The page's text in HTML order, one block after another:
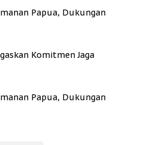
Papua, Dukungan
Komitmen Jaga
Papua, Dukungan